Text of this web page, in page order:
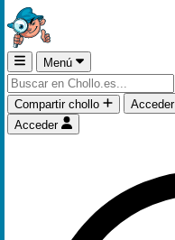
Menú
Compartir chollo
Acceder
Acceder